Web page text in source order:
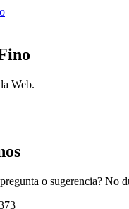
Web.
o sugerencia? No